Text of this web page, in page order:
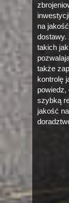
na
dostawy.
takich
także
kontrolę
szybką
jakość